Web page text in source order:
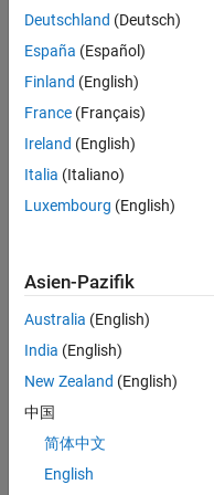
können
die
Suchkriterien
weiter
fassen
oder
alle
Stellenangebote
anzeigen .
noch
keine
offenen
Stellen
können,
die
Ihren
Deutschland (Deutsch)
España (Español)
Finland (English)
France (Français)
Ireland (English)
Italia (Italiano)
Luxembourg (English)
Asien-Pazifik
Australia (English)
India (English)
New Zealand (English)
中国
简体中文
English